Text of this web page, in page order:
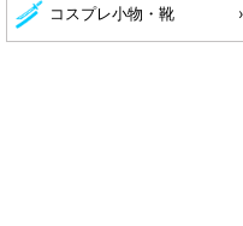
コスプレ小物・靴